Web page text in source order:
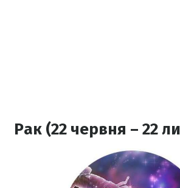
Рак (22 червня – 22